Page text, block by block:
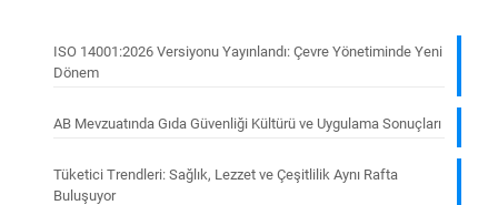
ISO 14001:2026 Versiyonu Yayınlandı: Çevre Yönetiminde Yeni
Dönem
AB Mevzuatında Gıda Güvenliği Kültürü ve Uygulama Sonuçları
Tüketici Trendleri: Sağlık, Lezzet ve Çeşitlilik Aynı Rafta
Buluşuyor